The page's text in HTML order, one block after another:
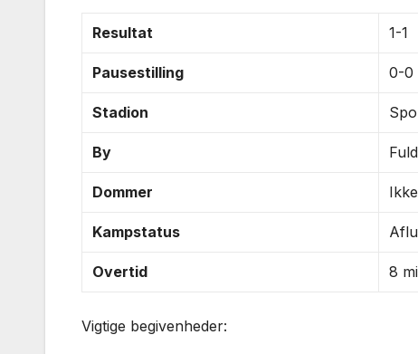
Resultat 1-1
Pausestilling 0-0
Stadion
By
Dommer
Kampstatus
Overtid 8
Vigtige begivenheder: